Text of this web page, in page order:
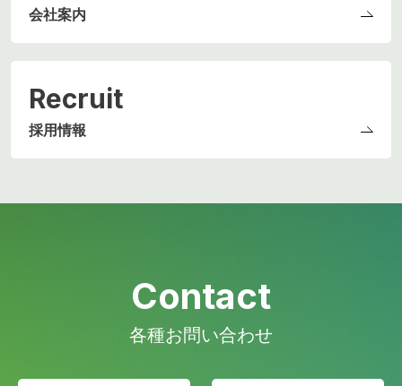
会社案内
Recruit
採用情報
Contact
各種お問い合わせ